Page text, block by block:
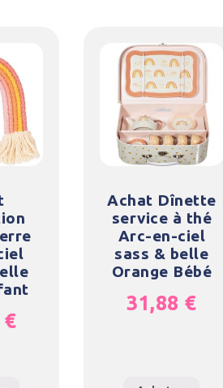
€
Achat Dînette
service à thé
Arc-en-ciel
sass & belle
Orange Bébé
31,88 €